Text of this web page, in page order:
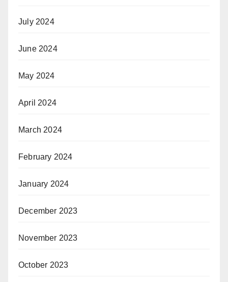
July 2024
June 2024
May 2024
April 2024
March 2024
February 2024
January 2024
December 2023
November 2023
October 2023